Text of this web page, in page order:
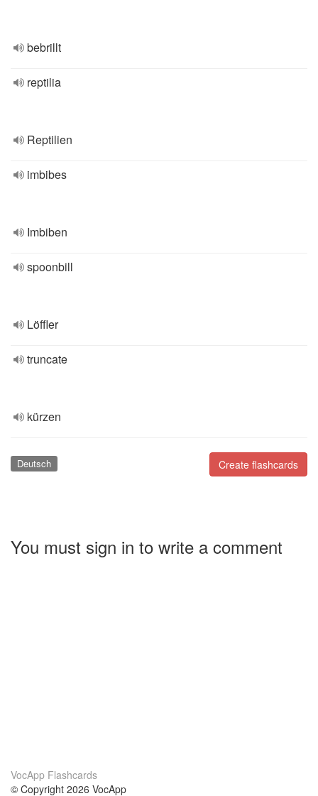
bebrillt
reptilia
Reptilien
imbibes
Imbiben
spoonbill
Löffler
truncate
kürzen
Create flashcards
Deutsch
You must sign in to write a comment
VocApp Flashcards
© Copyright 2026 VocApp